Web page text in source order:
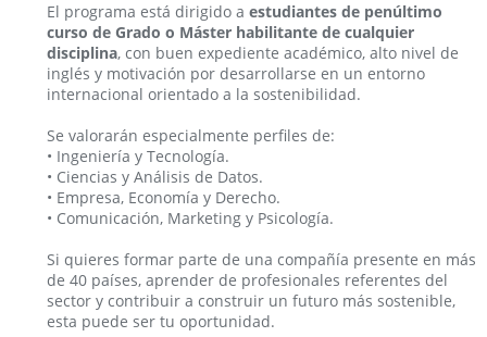
El programa está dirigido a estudiantes de penúltimo
curso de Grado o Máster habilitante de cualquier
disciplina, con buen expediente académico, alto nivel de
inglés y motivación por desarrollarse en un entorno
internacional orientado a la sostenibilidad.
Se valorarán especialmente perfiles de:
• Ingeniería y Tecnología.
• Ciencias y Análisis de Datos.
• Empresa, Economía y Derecho.
• Comunicación, Marketing y Psicología.
Si quieres formar parte de una compañía presente en más
de 40 países, aprender de profesionales referentes del
sector y contribuir a construir un futuro más sostenible,
esta puede ser tu oportunidad.